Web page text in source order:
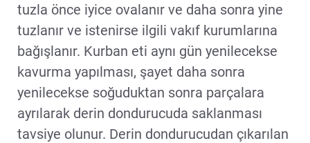
tuzla önce iyice ovalanır ve daha sonra yine
tuzlanır ve istenirse ilgili vakıf kurumlarına
bağışlanır. Kurban eti aynı gün yenilecekse
kavurma yapılması, şayet daha sonra
yenilecekse soğuduktan sonra parçalara
ayrılarak derin dondurucuda saklanması
tavsiye olunur. Derin dondurucudan çıkarılan